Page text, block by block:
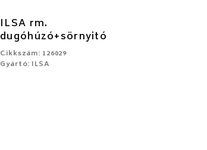
ILSA rm.
dugóhúzó+sörnyitó
Cikkszám: 126029
Gyártó: ILSA